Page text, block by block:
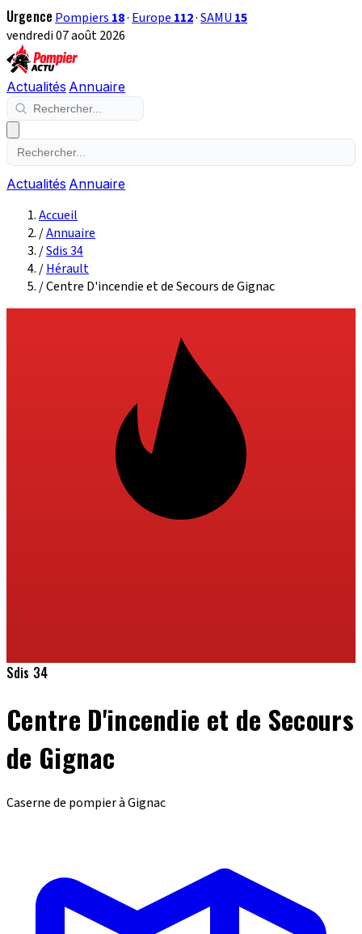
Urgence Pompiers 18· Europe 112·SAMU 15
vendredi 07 août 2026
Actualités Annuaire
Actualités Annuaire
Accueil
/Annuaire
/Sdis 34
/Hérault
/Centre D'incendie et de Secours de Gignac
Sdis 34
Centre D'incendie et de Secours
de Gignac
Caserne de pompier à Gignac